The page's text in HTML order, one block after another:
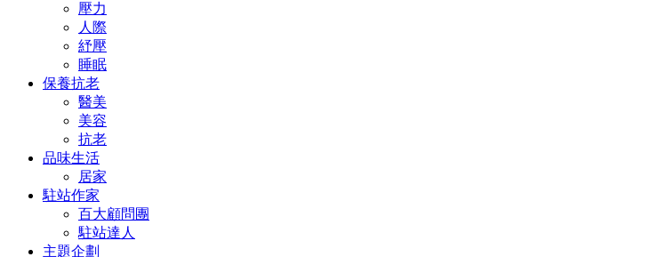
壓力
人際
紓壓
睡眠
保養抗老
醫美
美容
抗老
品味生活
居家
駐站作家
百大顧問團
駐站達人
主題企劃